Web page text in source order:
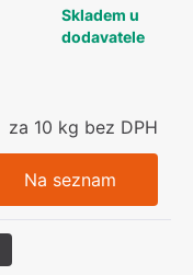
Skladem u
dodavatele
za 10 kg bez DPH
Na seznam